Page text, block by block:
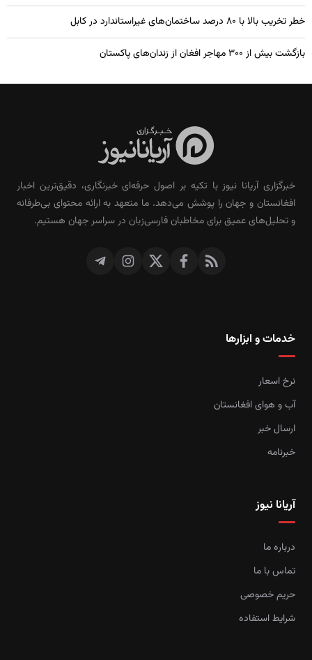
خطر تخریب بالا با ۸۰ درصد ساختمان‌های غیراستاندارد در کابل
بازگشت بیش از ۳۰۰ مهاجر افغان از زندان‌های پاکستان
خبرگزاری آریانا نیوز با تکیه بر اصول حرفه‌ای خبرنگاری، دقیق‌ترین اخبار
افغانستان و جهان را پوشش می‌دهد. ما متعهد به ارائه محتوای بی‌طرفانه
و تحلیل‌های عمیق برای مخاطبان فارسی‌زبان در سراسر جهان هستیم.
خدمات و ابزارها
نرخ اسعار
آب و هوای افغانستان
ارسال خبر
خبرنامه
آریانا نیوز
درباره ما
تماس با ما
حریم خصوصی
شرایط استفاده